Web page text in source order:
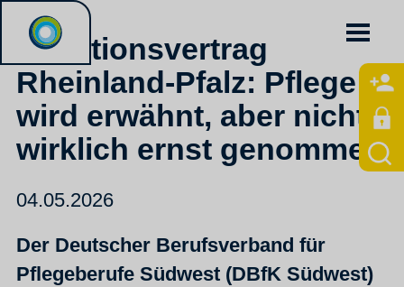
Koalitionsvertrag
Rheinland-Pfalz: Pflege
wird erwähnt, aber nicht
wirklich ernst genommen
04.05.2026
Der Deutscher Berufsverband für
Pflegeberufe Südwest (DBfK Südwest)